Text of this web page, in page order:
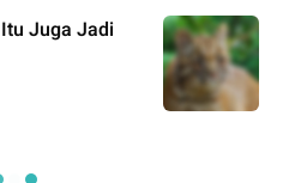
Juga Jadi